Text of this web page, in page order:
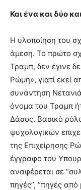
Και ένα και δύο
Η υλοποίηση του
άμεση. Το πρώτο
Τραμπ, δεν έγινε
Ρώμη», γιατί εκεί
συνάντηση
όνομα του Τραμπ
Δάσος. Βασικό
ψυχολογικών
της Επιχείρησης
έγγραφο του
αναφέρεται σε
πηγές”, “πηγές από